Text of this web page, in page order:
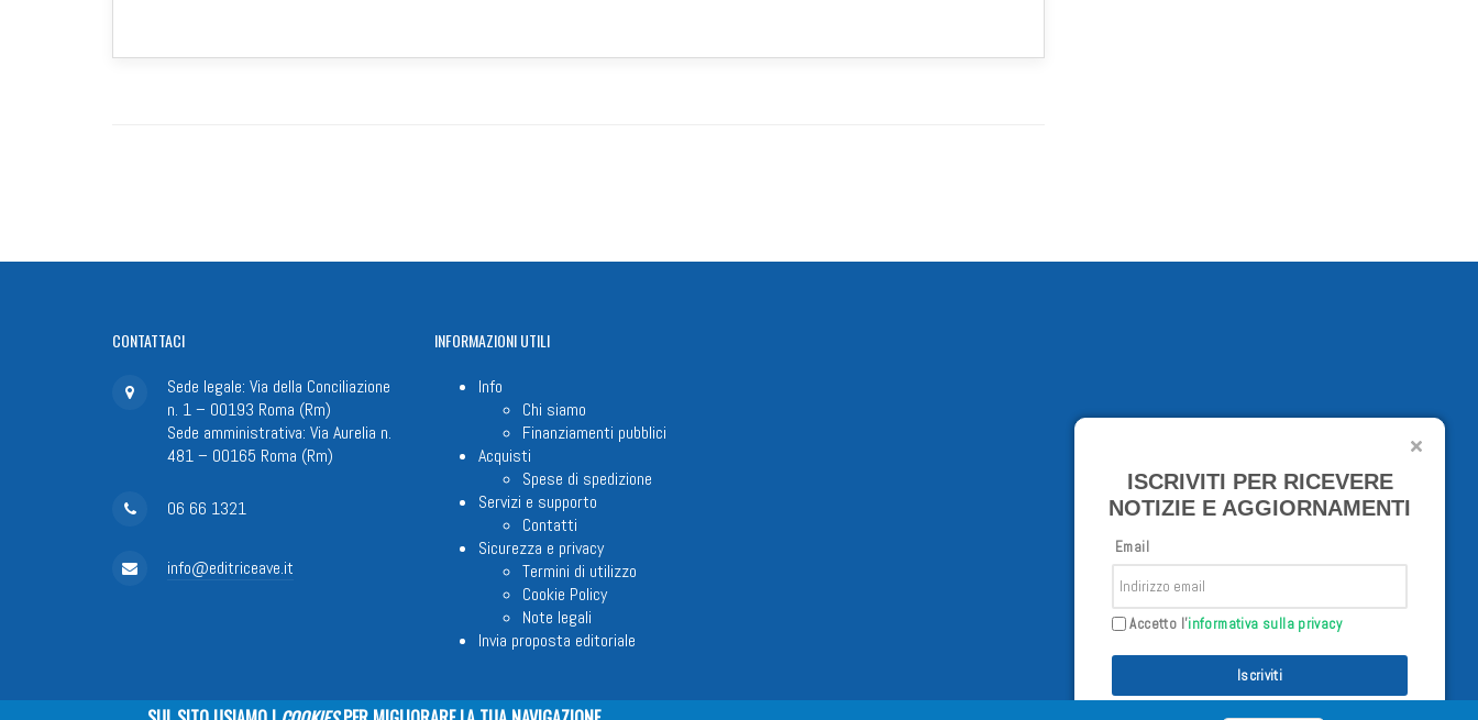
CONTATTACI
Sede legale: Via della Conciliazione
n. 1 – 00193 Roma (Rm)
Sede amministrativa: Via Aurelia n.
481 – 00165 Roma (Rm)
06 66 1321
info@editriceave.it
INFORMAZIONIUTILI
Info
Chi siamo
Finanziamenti pubblici
Acquisti
Spese di spedizione
Servizi e supporto
Contatti
Sicurezza e privacy
Termini di utilizzo
Cookie Policy
Note legali
Invia proposta editoriale
ISCRIVITI PER RICEVERE
NOTIZIE E AGGIORNAMENTI
Email
Accetto l'informativa sulla privacy
Iscriviti